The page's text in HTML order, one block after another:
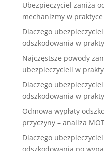
Ubezpieczyciel zaniża
mechanizmy w
Dlaczego
odszkodowania w
Najczęstsze powody
ubezpieczycieli w
Dlaczego
odszkodowania w
Odmowa wypłaty
przyczyny – analiza
Dlaczego